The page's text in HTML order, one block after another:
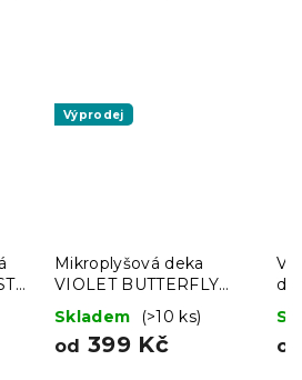
Výprodej
Mikroplyšová deka
VIOLET BUTTERFLY
tmavě modrá
Skladem (>10 ks)
od 399 Kč od